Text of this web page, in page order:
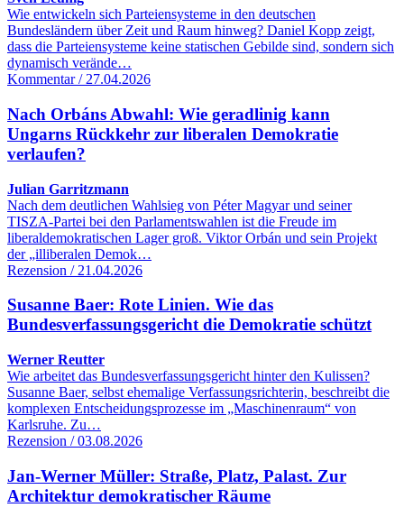
Wie entwickeln sich Parteiensysteme in den deutschen
Bundesländern über Zeit und Raum hinweg? Daniel Kopp zeigt,
dass die Parteiensysteme keine statischen Gebilde sind, sondern sich
dynamisch verände…
Kommentar / 27.04.2026
Nach Orbáns Abwahl: Wie geradlinig kann
Ungarns Rückkehr zur liberalen Demokratie
verlaufen?
Julian Garritzmann
Nach dem deutlichen Wahlsieg von Péter Magyar und seiner
TISZA-Partei bei den Parlamentswahlen ist die Freude im
liberaldemokratischen Lager groß. Viktor Orbán und sein Projekt
der „illiberalen Demok…
Rezension / 21.04.2026
Susanne Baer: Rote Linien. Wie das
Bundesverfassungsgericht die Demokratie schützt
Werner Reutter
Wie arbeitet das Bundesverfassungsgericht hinter den Kulissen?
Susanne Baer, selbst ehemalige Verfassungsrichterin, beschreibt die
komplexen Entscheidungsprozesse im „Maschinenraum“ von
Karlsruhe. Zu…
Rezension / 03.08.2026
Jan-Werner Müller: Straße, Platz, Palast. Zur
Architektur demokratischer Räume